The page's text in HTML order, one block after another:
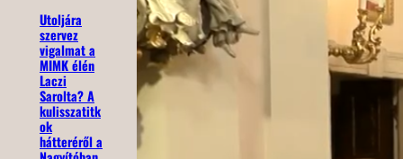
Utoljára
szervez
vigalmat a
MIMK élén
Laczi
Sarolta? A
kulisszatitk
ok
hátteréről a